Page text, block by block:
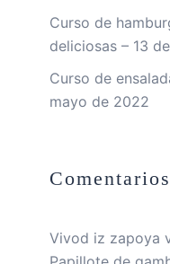
Curso de
deliciosas – 13
Curso de
mayo de 2022
Vivod iz zapoya